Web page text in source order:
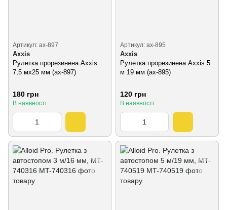
Артикул: ax-897
Axxis
Рулетка прорезинена Axxis
7,5 мх25 мм (ax-897)
180 грн
В наявності
Артикул: ax-895
Axxis
Рулетка прорезинена Axxis 5
м 19 мм (ax-895)
120 грн
В наявності